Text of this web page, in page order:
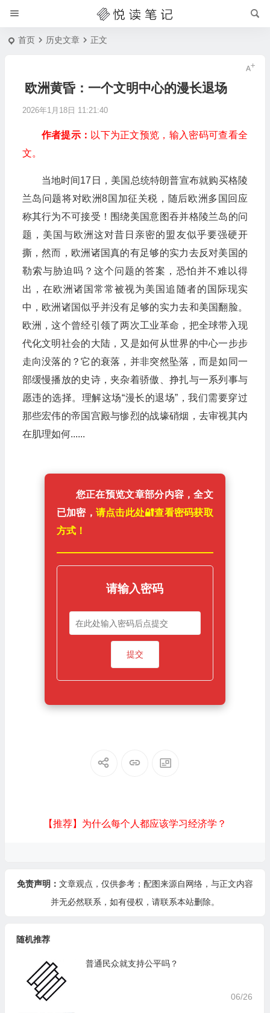
首页 历史文章 正文
欧洲黄昏：一个文明中心的漫长退场
2026年1月18日 11:21:40
作者提示： 以下为正文预览，输入密码可查看全
文。
当地时间17日，美国总统特朗普宣布就购买格陵
兰岛问题将对欧洲8国加征关税，随后欧洲多国回应
称其行为不可接受！围绕美国意图吞并格陵兰岛的问
题，美国与欧洲这对昔日亲密的盟友似乎要强硬开
撕，然而，欧洲诸国真的有足够的实力去反对美国的
勒索与胁迫吗？这个问题的答案，恐怕并不难以得
出，在欧洲诸国常常被视为美国追随者的国际现实
中，欧洲诸国似乎并没有足够的实力去和美国翻脸。
欧洲，这个曾经引领了两次工业革命，把全球带入现
代化文明社会的大陆，又是如何从世界的中心一步步
走向没落的？它的衰落，并非突然坠落，而是如同一
部缓慢播放的史诗，夹杂着骄傲、挣扎与一系列事与
愿违的选择。理解这场“漫长的退场”，我们需要穿过
那些宏伟的帝国宫殿与惨烈的战壕硝烟，去审视其内
在肌理如何......
您正在预览文章部分内容，全文
已加密， 请点击此处🔐️查看密码获取
方式！
请输入密码
【推荐】为什么每个人都应该学习经济学？
免责声明： 文章观点，仅供参考；配图来源自网络，与正文内容
并无必然联系，如有侵权，请联系本站删除。
随机推荐
普通民众就支持公平吗？
06/26